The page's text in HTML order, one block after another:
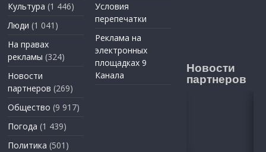
Культура (1 446)
Люди (1 041)
На правах
рекламы (324)
Новости
партнеров (269)
Общество (9 917)
Погода (1 439)
Политика (501)
Условия
перепечатки
Реклама на
электронных
площадках 9
Канала
Новости
партнеров